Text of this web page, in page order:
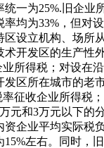
统一为25%.旧企业
率均为33%，但对
区设立机构、场所
术开发区的生产性
业所得税；对设在
发区所在城市的老
率征收企业所得税
元和3万元以下的
资企业平均实际税
15%左右。同时，